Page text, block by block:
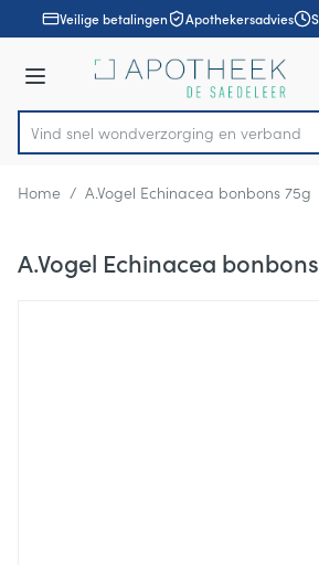
Ga naar de inhoud
1 van 1Veilige betalingen Apothekersadvies
Menu
Product, merk, categorie...
Vind snel wondverzorging en verband
Home / A.Vogel Echinacea bonbons 75g
A.Vogel Echinacea